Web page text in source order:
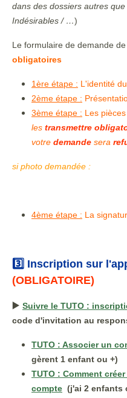
dans des dossiers autres
Indésirables / …)
Le formulaire de demande
obligatoires
1ère étape : L'identité
2ème étape :
3ème étape : Les
les transmettre
votre demande sera
si photo demandée :
4ème étape : La
3️⃣ Inscription sur
(OBLIGATOIRE)
▶️ Suivre le TUTO :
code d'invitation au
TUTO : Associer un
gèrent 1 enfant ou +)
TUTO : Comment
compte (j'ai 2 enfants